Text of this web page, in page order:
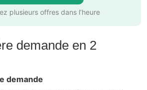
plusieurs offres dans l’heure
demande en 2
demande